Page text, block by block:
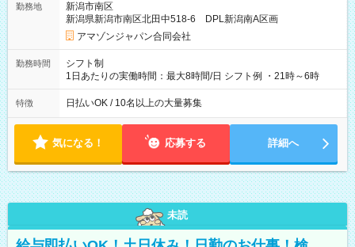
☆Amazon直雇用で安定して働けます！ 【試用期間】試用期間
あり 試用期間の長さ：1週間 雇用形態、給与は本採用時と同じ
です。
勤務地
新潟市南区
新潟県新潟市南区北田中518-6 DPL新潟南A区画
アマゾンジャパン合同会社
勤務時間
シフト制
1日あたりの実働時間：最大8時間/日 シフト例 ・21時～6時
特徴 日払いOK / 10名以上の大量募集
気になる！ 応募する 詳細へ
未読